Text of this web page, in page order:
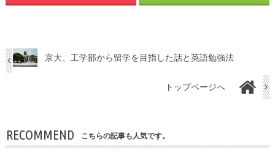
京大、工学部から留学を目指した話と英語勉強法
トップページへ
RECOMMEND こちらの記事も人気です。